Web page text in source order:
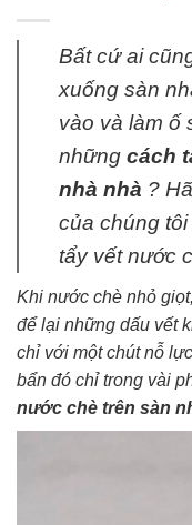
Bất cứ ai
xuống sàn
vào và làm ố
những cách
nhà nhà ?
của chúng
tẩy vết nước
Khi nước chè nhỏ
để lại những dấu vết
chỉ với một chút nỗ
bẩn đó chỉ trong vài
nước chè trên sàn